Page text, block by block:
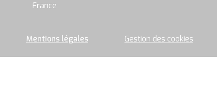
France
Mentions légales Gestion des cookies